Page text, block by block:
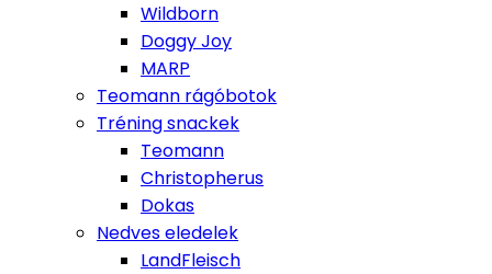
Wildborn
Doggy Joy
MARP
Teomann rágóbotok
Tréning snackek
Teomann
Christopherus
Dokas
Nedves eledelek
LandFleisch